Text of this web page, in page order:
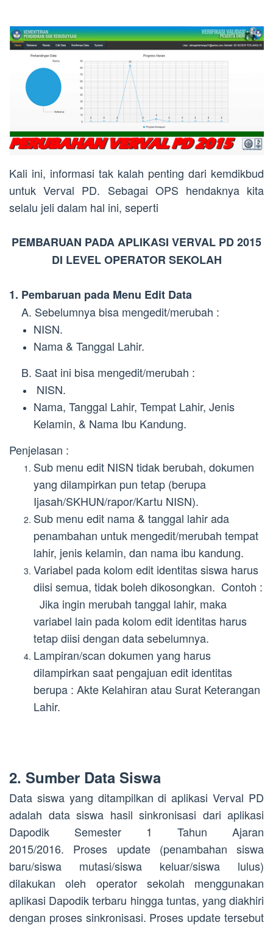
Kali ini, informasi tak kalah penting dari kemdikbud
untuk Verval PD. Sebagai OPS hendaknya kita
selalu jeli dalam hal ini, seperti
PEMBARUAN PADA APLIKASI VERVAL PD 2015
DI LEVEL OPERATOR SEKOLAH
1. Pembaruan pada Menu Edit Data
A. Sebelumnya bisa mengedit/merubah :
NISN.
Nama & Tanggal Lahir.
B. Saat ini bisa mengedit/merubah :
NISN.
Nama, Tanggal Lahir, Tempat Lahir, Jenis
Kelamin, & Nama Ibu Kandung.
Penjelasan :
Sub menu edit NISN tidak berubah, dokumen
yang dilampirkan pun tetap (berupa
Ijasah/SKHUN/rapor/Kartu NISN).
Sub menu edit nama & tanggal lahir ada
penambahan untuk mengedit/merubah tempat
lahir, jenis kelamin, dan nama ibu kandung.
Variabel pada kolom edit identitas siswa harus
diisi semua, tidak boleh dikosongkan. Contoh :
Jika ingin merubah tanggal lahir, maka
variabel lain pada kolom edit identitas harus
tetap diisi dengan data sebelumnya.
Lampiran/scan dokumen yang harus
dilampirkan saat pengajuan edit identitas
berupa : Akte Kelahiran atau Surat Keterangan
Lahir.
2. Sumber Data Siswa
Data siswa yang ditampilkan di aplikasi Verval PD
adalah data siswa hasil sinkronisasi dari aplikasi
Dapodik Semester 1 Tahun Ajaran
2015/2016. Proses update (penambahan siswa
baru/siswa mutasi/siswa keluar/siswa lulus)
dilakukan oleh operator sekolah menggunakan
aplikasi Dapodik terbaru hingga tuntas, yang diakhiri
dengan proses sinkronisasi. Proses update tersebut